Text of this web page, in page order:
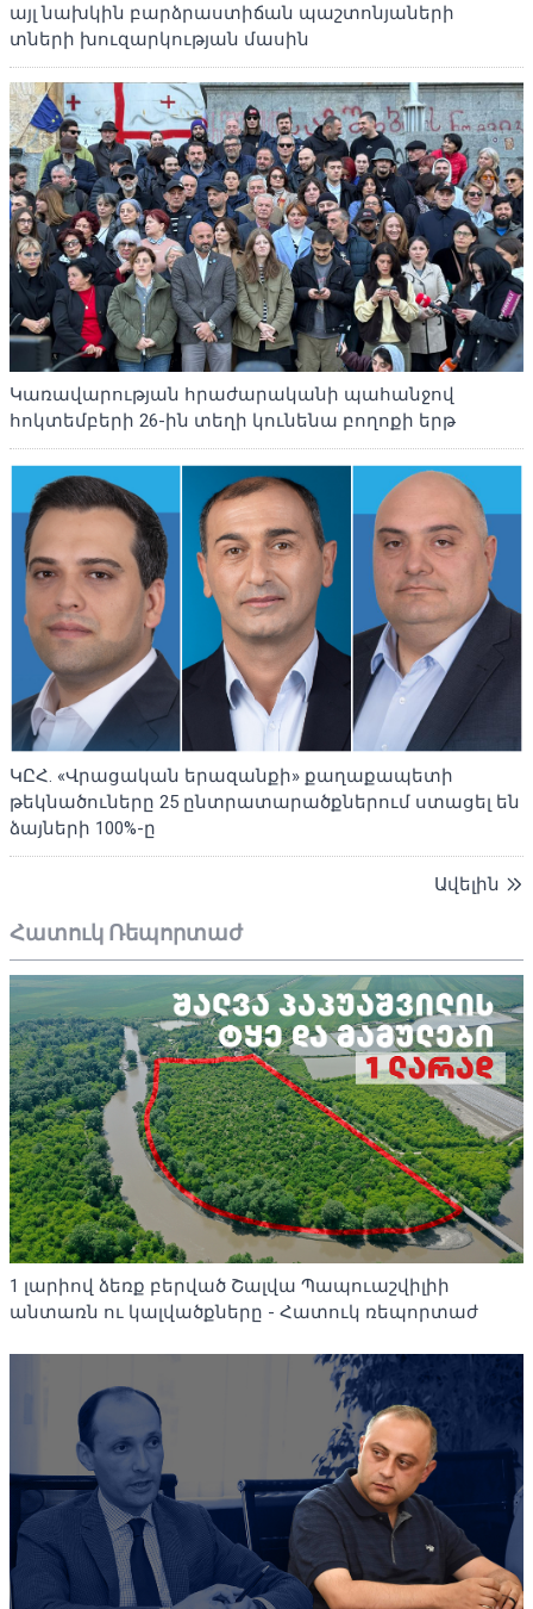
այլ նախկին բարձրաստիճան պաշտոնյաների
տների խուզարկության մասին
Կառավարության հրաժարականի պահանջով
հոկտեմբերի 26-ին տեղի կունենա բողոքի երթ
ԿԸՀ. «Վրացական երազանքի» քաղաքապետի
թեկնածուները 25 ընտրատարածքներում ստացել են
ձայների 100%-ը
Ավելին
Հատուկ Ռեպորտաժ
1 լարիով ձեռք բերված Շալվա Պապուաշվիլիի
անտառն ու կալվածքները - Հատուկ ռեպորտաժ